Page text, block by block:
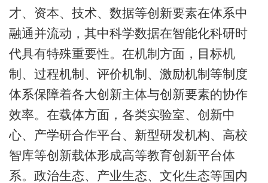
才、资本、技术、数据等创新要素在体系中
融通并流动，其中科学数据在智能化科研时
代具有特殊重要性。在机制方面，目标机
制、过程机制、评价机制、激励机制等制度
体系保障着各大创新主体与创新要素的协作
效率。在载体方面，各类实验室、创新中
心、产学研合作平台、新型研发机构、高校
智库等创新载体形成高等教育创新平台体
系。政治生态、产业生态、文化生态等国内